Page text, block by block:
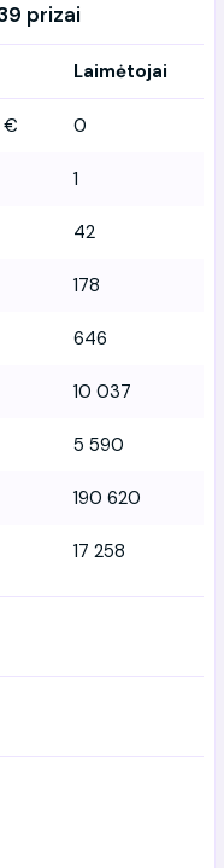
prizai
Laimėtojai
€ 0
1
42
178
646
10 037
5 590
190 620
17 258